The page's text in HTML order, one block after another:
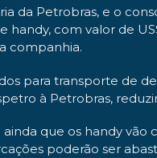
da Petrobras, e o
handy, com valor de
companhia.
para transporte de
à Petrobras,
que os handy
poderão ser